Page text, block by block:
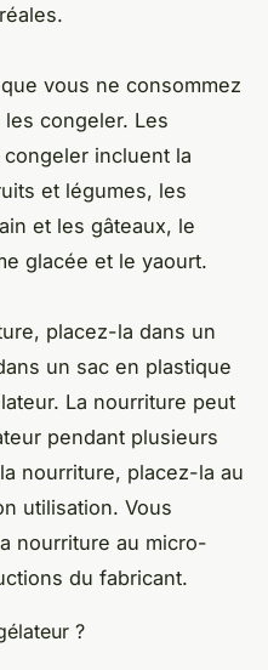
vous ne consommez
congeler. Les
incluent la
et légumes, les
et les gâteaux, le
glacée et le yaourt.
placez-la dans un
un sac en plastique
La nourriture peut
pendant plusieurs
nourriture, placez-la au
utilisation. Vous
nourriture au micro-
du fabricant.